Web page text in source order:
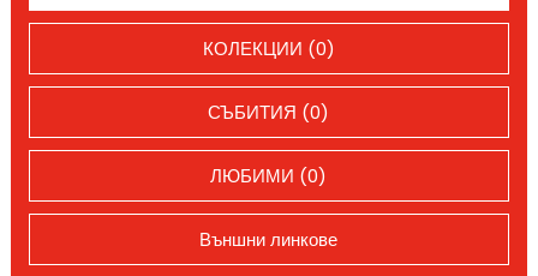
КОЛЕКЦИИ (0)
СЪБИТИЯ (0)
ЛЮБИМИ (0)
Външни линкове